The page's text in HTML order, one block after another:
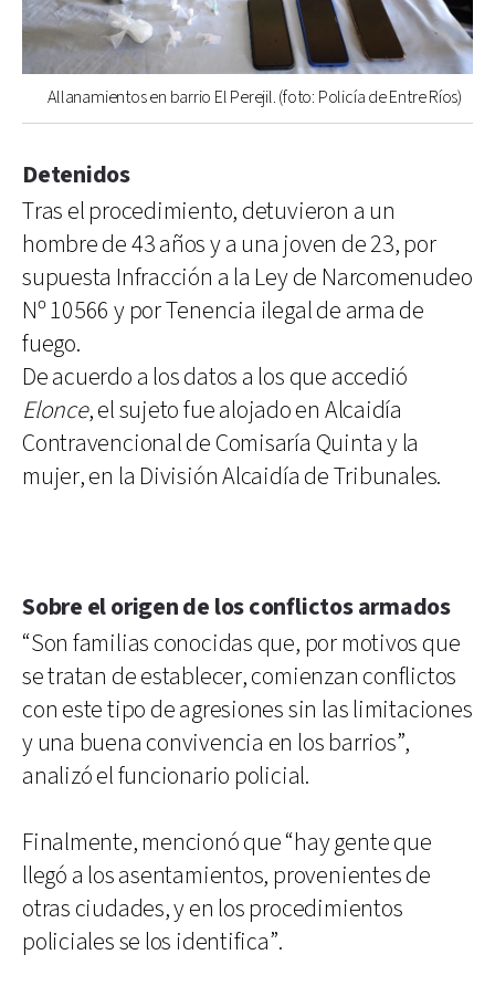
Allanamientos en barrio El Perejil. (foto: Policía de Entre Ríos)
Detenidos
Tras el procedimiento, detuvieron a un
hombre de 43 años y a una joven de 23, por
supuesta Infracción a la Ley de Narcomenudeo
Nº 10566 y por Tenencia ilegal de arma de
fuego.
De acuerdo a los datos a los que accedió
Elonce, el sujeto fue alojado en Alcaidía
Contravencional de Comisaría Quinta y la
mujer, en la División Alcaidía de Tribunales.
Sobre el origen de los conflictos armados
“Son familias conocidas que, por motivos que
se tratan de establecer, comienzan conflictos
con este tipo de agresiones sin las limitaciones
y una buena convivencia en los barrios”,
analizó el funcionario policial.
Finalmente, mencionó que “hay gente que
llegó a los asentamientos, provenientes de
otras ciudades, y en los procedimientos
policiales se los identifica”.